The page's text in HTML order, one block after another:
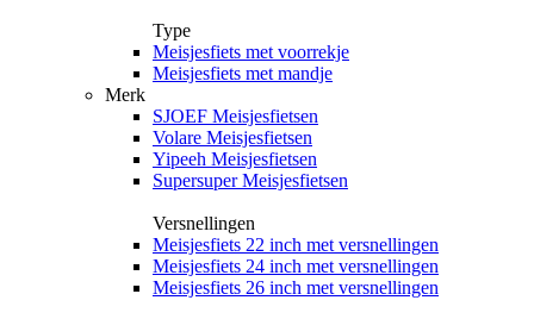
Type
Meisjesfiets met voorrekje
Meisjesfiets met mandje
Merk
SJOEF Meisjesfietsen
Volare Meisjesfietsen
Yipeeh Meisjesfietsen
Supersuper Meisjesfietsen
Versnellingen
Meisjesfiets 22 inch met versnellingen
Meisjesfiets 24 inch met versnellingen
Meisjesfiets 26 inch met versnellingen